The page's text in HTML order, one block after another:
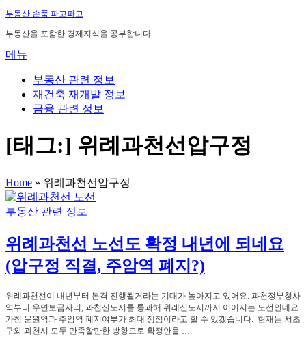
내
용
로
부동산 손품 파고파고
부동산을 포함한 경제지식을 공부합니다
메뉴
부동산 관련 정보
재건축 재개발 정보
금융 관련 정보
[태그:] 위례과천선압구정
Home » 위례과천선압구정
부동산 관련 정보
위례과천선 노선도 확정 내년에 되네요
(압구정 직결, 주암역 폐지?)
위례과천선이 내년부터 본격 진행될거라는 기대가 높아지고 있어요. 과천정부청사
역부터 우면보금자리, 과천신도시를 통과해 위례신도시까지 이어지는 노선인데요.
가칭 문원역과 주암역 폐지여부가 최대 쟁점이라고 할 수 있겠습니다. 현재는 서초
구와 과천시 모두 만족할만한 방향으로 확정안을 …